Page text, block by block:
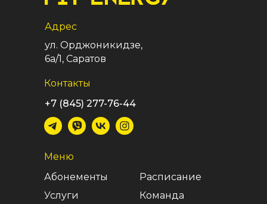
Адрес
Меню
Контакты
ул. Орджоникидзе,
6а/1, Саратов
Абонементы
Услуги
Расписание
Команда
+7 (845) 277-76-44